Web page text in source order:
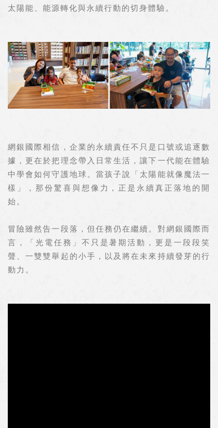
太陽能、能源轉化與永續行動的切身體驗。
網銀國際相信，企業的永續責任不只是口號或追逐數
據，更在於把理念帶入日常生活，讓下一代能在體驗
中學會如何守護地球。當孩子說「太陽能就像魔法一
樣」，那份驚喜與想像力，正是永續真正落地的開
始。
冒險雖然告一段落，但任務仍在繼續。對網銀國際而
言，「光電任務」不只是暑期活動，更是一段段笑
聲、一雙雙舉起的小手，以及將在未來持續發芽的行
動力。